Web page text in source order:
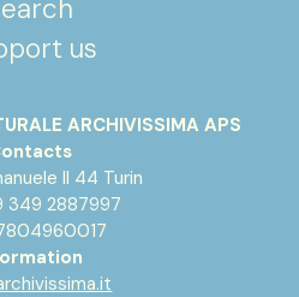
us
ARCHIVISSIMA APS
II 44 Turin
349 2887997